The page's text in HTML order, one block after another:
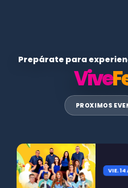
Prepárate para
Vive
PROXIMOS
VIE. 14